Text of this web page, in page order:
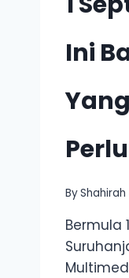
Ini
ByShahirah
Bermula